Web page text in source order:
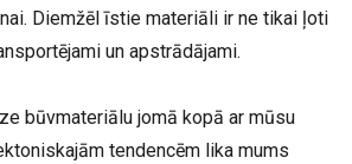
Diemžēl īstie materiāli ir ne tikai ļoti
un apstrādājami.
būvmateriālu jomā kopā ar mūsu
tendencēm lika mums